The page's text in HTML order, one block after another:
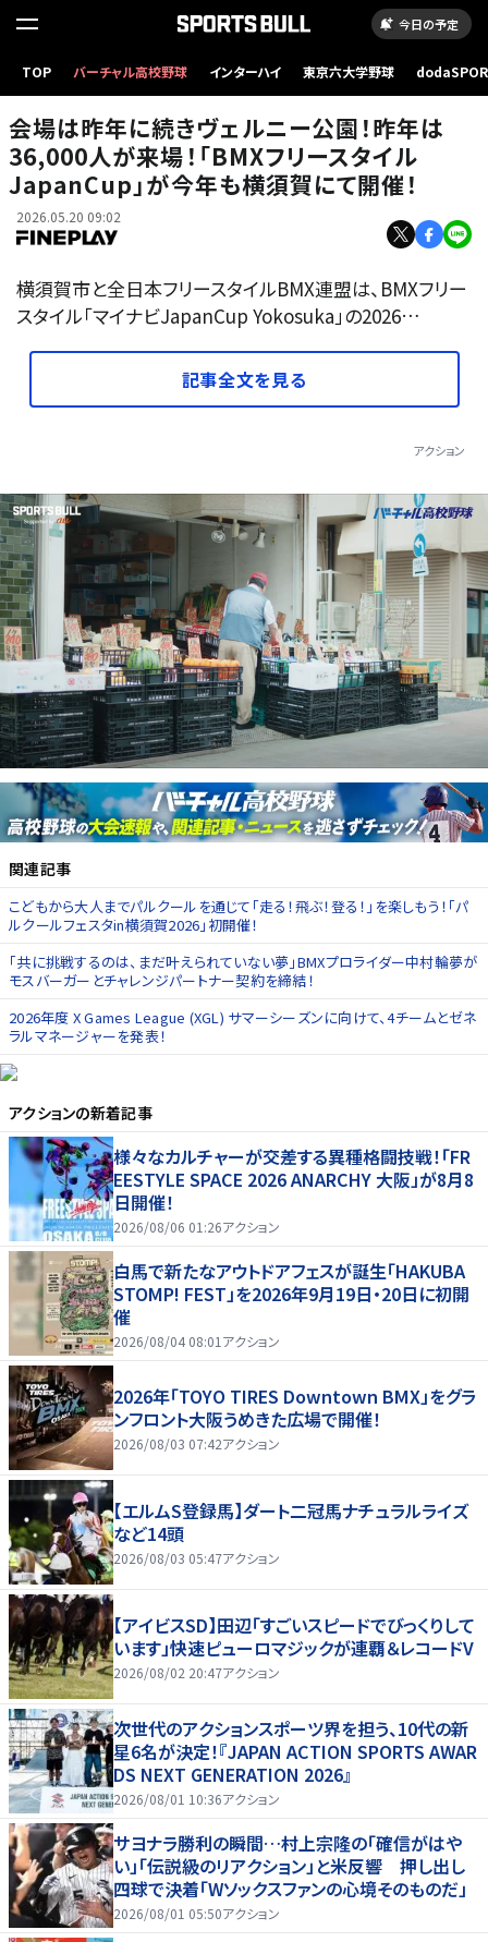
今日の予定
TOP バーチャル高校野球 インターハイ 東京六大学野球
会場は昨年に続きヴェルニー公園！昨年は
36,000人が来場！「BMXフリースタイル
JapanCup」が今年も横須賀にて開催！
2026.05.20 09:02
横須賀市と全日本フリースタイルBMX連盟は、BMXフリー
スタイル「マイナビJapanCup Yokosuka」の2026…
記事全文を見る
アクション
関連記事
こどもから大人までパルクールを通じて「走る！飛ぶ！登る！」を楽しもう！「パ
ルクールフェスタin横須賀2026」初開催！
「共に挑戦するのは、まだ叶えられていない夢」BMXプロライダー中村輪夢が
モスバーガーとチャレンジパートナー契約を締結！
2026年度 X Games League (XGL) サマーシーズンに向けて、4チームとゼネ
ラルマネージャーを発表！
アクションの新着記事
様々なカルチャーが交差する異種格闘技戦！「FR
EESTYLE SPACE 2026 ANARCHY 大阪」が8月8
日開催！
2026/08/06 01:26アクション
白馬で新たなアウトドアフェスが誕生「HAKUBA
STOMP! FEST」を2026年9月19日・20日に初開
催
2026/08/04 08:01 アクション
2026年「TOYO TIRES Downtown BMX」をグラ
ンフロント大阪うめきた広場で開催！
2026/08/03 07:42アクション
【エルムS登録馬】ダート二冠馬ナチュラルライズ
など14頭
2026/08/03 05:47アクション
【アイビスSD】田辺「すごいスピードでびっくりして
います」快速ピューロマジックが連覇＆レコードV
2026/08/02 20:47アクション
次世代のアクションスポーツ界を担う、10代の新
星6名が決定！『JAPAN ACTION SPORTS AWAR
DS NEXT GENERATION 2026』
2026/08/01 10:36アクション
サヨナラ勝利の瞬間…村上宗隆の「確信がはや
い」「伝説級のリアクション」と米反響 押し出し
四球で決着「Wソックスファンの心境そのものだ」
2026/08/01 05:50アクション